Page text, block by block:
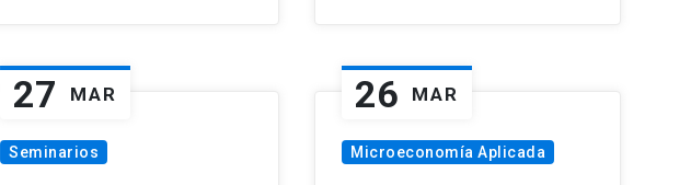
27 MAR
Seminarios
26 MAR
Microeconomía Aplicada